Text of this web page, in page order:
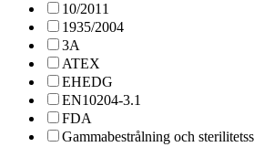
10/2011
1935/2004
3A
ATEX
EHEDG
EN10204-3.1
FDA
Gammabestrålning och